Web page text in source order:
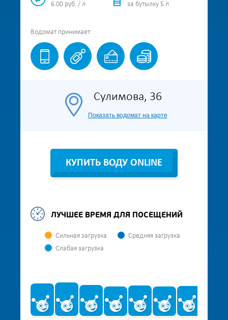
6.00 руб. / л
за бутылку 5 л
Водомат принимает:
Сулимова, 36
Показать водомат на карте
КУПИТЬ ВОДУ ONLINE
ЛУЧШЕЕ ВРЕМЯ ДЛЯ ПОСЕЩЕНИЙ
Сильная загрузка
Средняя загрузка
Слабая загрузка